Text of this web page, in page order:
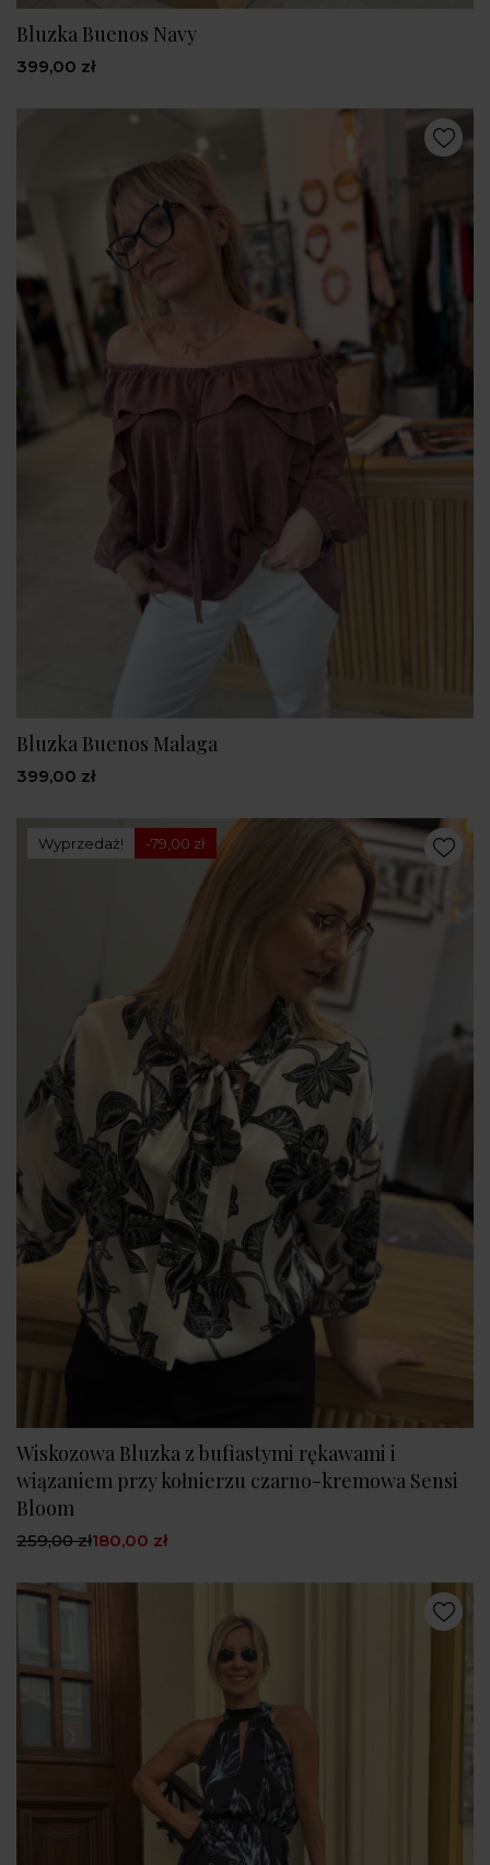
Bluzka Buenos Navy
399,00 zł
Bluzka Buenos Malaga
399,00 zł
Wyprzedaż! -79,00 zł
Wiskozowa Bluzka z bufiastymi rękawami i
wiązaniem przy kołnierzu czarno-kremowa Sensi
Bloom
259,00 zł180,00 zł